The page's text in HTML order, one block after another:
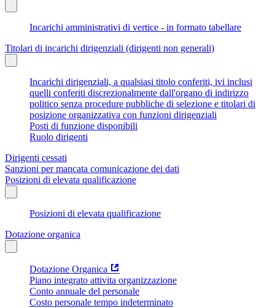
Incarichi amministrativi di vertice - in formato tabellare
Titolari di incarichi dirigenziali (dirigenti non generali)
Incarichi dirigenziali, a qualsiasi titolo conferiti, ivi inclusi
quelli conferiti discrezionalmente dall'organo di indirizzo
politico senza procedure pubbliche di selezione e titolari di
posizione organizzativa con funzioni dirigenziali
Posti di funzione disponibili
Ruolo dirigenti
Dirigenti cessati
Sanzioni per mancata comunicazione dei dati
Posizioni di elevata qualificazione
Posizioni di elevata qualificazione
Dotazione organica
Dotazione Organica
Piano integrato attivita organizzazione
Conto annuale del personale
Costo personale tempo indeterminato